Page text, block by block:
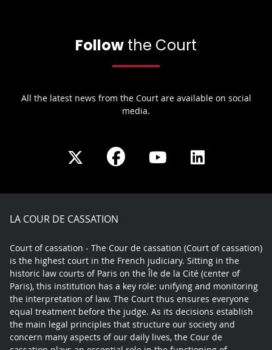
Follow the Court
All the latest news from the Court are available on social
media.
Share
X
Share
Facebook
Share
YoutubeLinkedIn
LA COUR DE CASSATION
Court of cassation - The Cour de cassation (Court of cassation)
is the highest court in the French judiciary. Sitting in the
historic law courts of Paris on the Île de la Cité (center of
Paris), this institution has a key role: unifying and monitoring
the interpretation of law. The Court thus ensures everyone
equal treatment before the judge. As its decisions establish
the main legal principles that structure our society and
concern many aspects of our daily lives, the Cour de